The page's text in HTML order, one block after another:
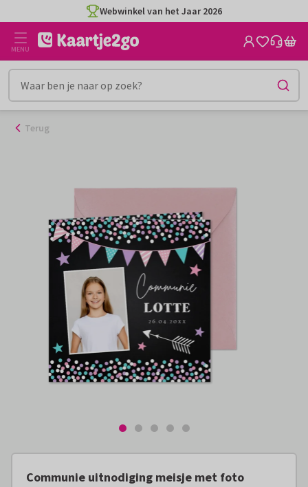
naar
inhoud
Webwinkel van het Jaar 2026
MENU
Terug
Communie uitnodiging meisje met foto